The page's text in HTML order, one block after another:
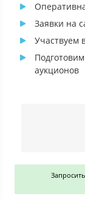
Заявки на
Участвуем
аукционов